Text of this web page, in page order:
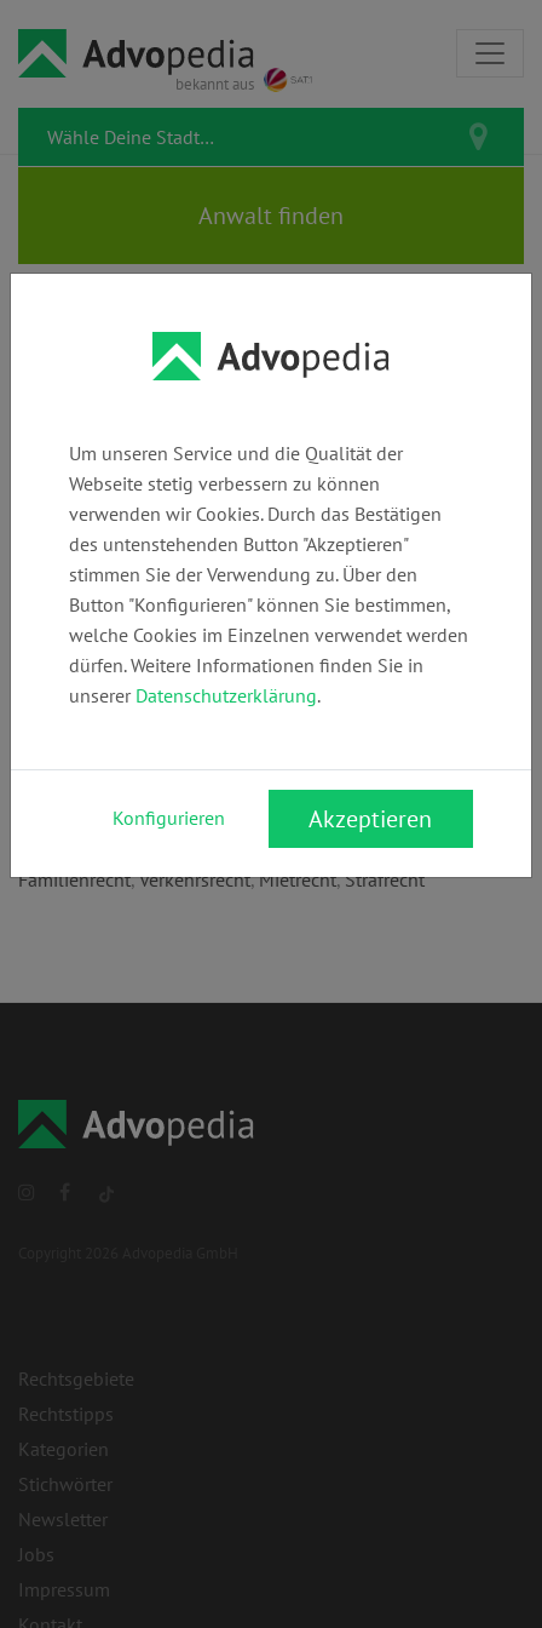
bekannt aus
Rechtsanwältin ANJA
Telefon:
+49 (0)
6234945388
E-Mail:
anja.hrabowsky
@kanzlei-
mutterstadt.de
Webseite:
www.kanzlei-
mutterstadt.de
Familienrecht,Verkehrsrecht,Mietrecht,Strafrecht
Rechtsgebiete
Rechtstipps
Kategorien
Stichwörter
Newsletter
Jobs
Impressum
Um unseren Service und die Qualität der
Webseite stetig verbessern zu können
verwenden wir Cookies. Durch das Bestätigen
des untenstehenden Button "Akzeptieren"
stimmen Sie der Verwendung zu. Über den
Button "Konfigurieren" können Sie bestimmen,
welche Cookies im Einzelnen verwendet werden
dürfen. Weitere Informationen finden Sie in
unserer Datenschutzerklärung.
Konfigurieren Akzeptieren